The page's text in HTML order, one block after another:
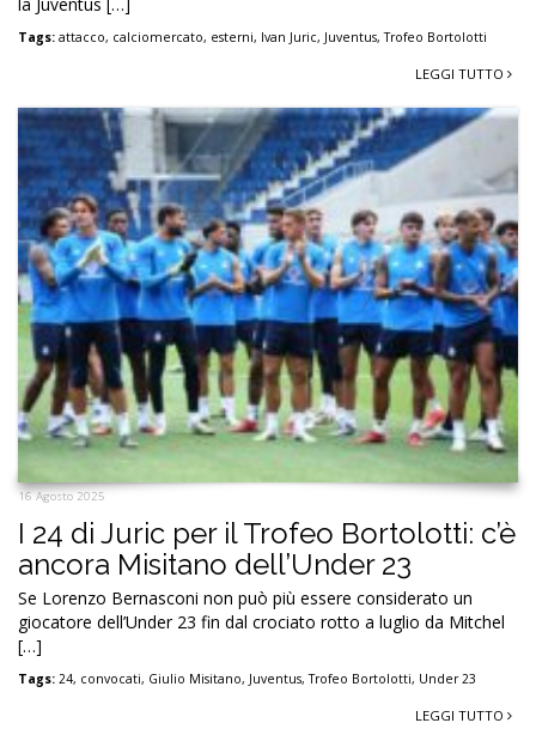
Tags: attacco, calciomercato, esterni, Ivan Juric, Juventus,Trofeo Bortolotti
LEGGI TUTTO
16 Agosto 2025
I 24 di Juric per il Trofeo Bortolotti: c’è
ancora Misitano dell’Under 23
Se Lorenzo Bernasconi non può più essere considerato un
giocatore dell’Under 23 fin dal crociato rotto a luglio da Mitchel
[…]
Tags: 24, convocati, Giulio Misitano, Juventus,Trofeo Bortolotti, Under 23
LEGGI TUTTO